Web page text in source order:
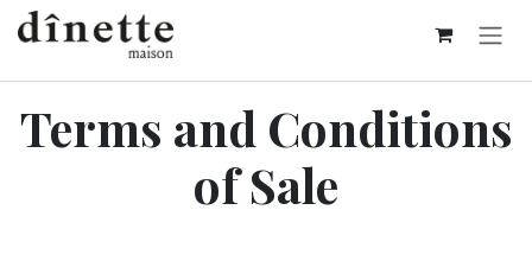
Skip to Content
Terms and Conditions
of Sale